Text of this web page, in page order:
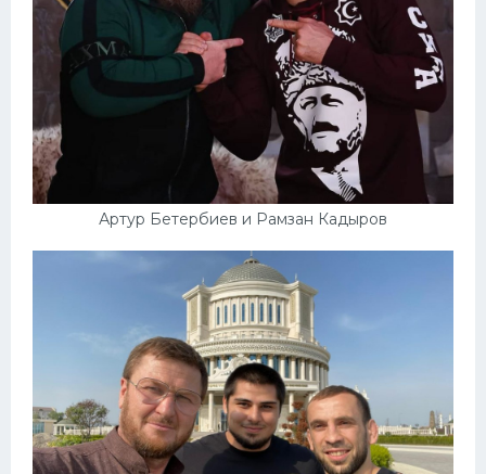
Артур Бетербиев и Рамзан Кадыров